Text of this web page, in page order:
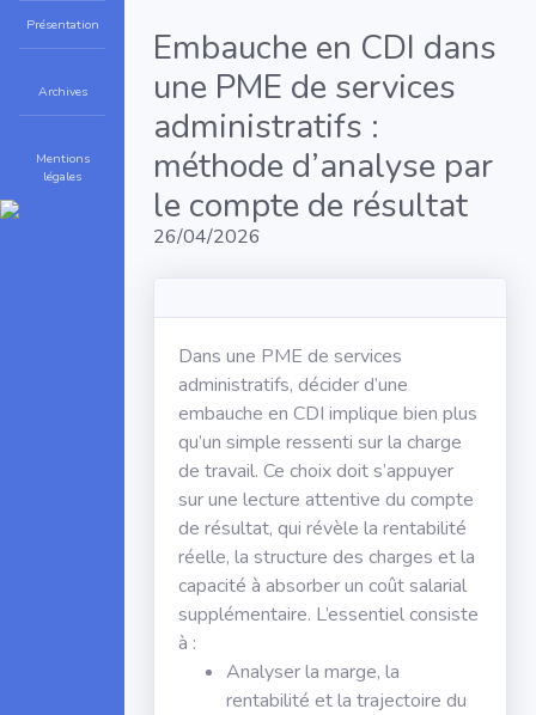
Présentation
Archives
Mentions
légales
Embauche en CDI dans
une PME de services
administratifs :
méthode d’analyse par
le compte de résultat
26/04/2026
Dans une PME de services
administratifs, décider d’une
embauche en CDI implique bien plus
qu’un simple ressenti sur la charge
de travail. Ce choix doit s’appuyer
sur une lecture attentive du compte
de résultat, qui révèle la rentabilité
réelle, la structure des charges et la
capacité à absorber un coût salarial
supplémentaire. L’essentiel consiste
à :
Analyser la marge, la
rentabilité et la trajectoire du